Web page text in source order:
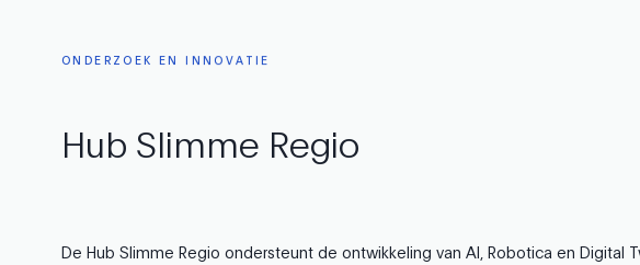
Hub Slimme Regio
ONDERZOEK ENINNOVATIE
De Hub Slimme Regio ondersteunt de ontwikkeling van AI, Robotica en Digital